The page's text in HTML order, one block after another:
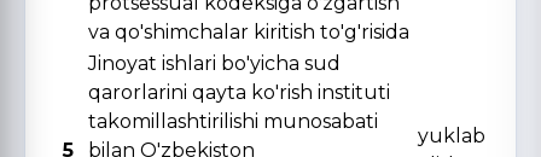
va qo'shimchalar kiritish to'g'risida
5
Jinoyat ishlari bo'yicha sud
qarorlarini qayta ko'rish instituti
takomillashtirilishi munosabati
bilan O'zbekiston
yuklab